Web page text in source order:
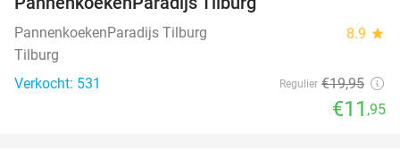
PannenkoekenParadijs Tilburg 8.9 star
Tilburg
Verkocht: 531
Regulier €19,95
€11 ,95